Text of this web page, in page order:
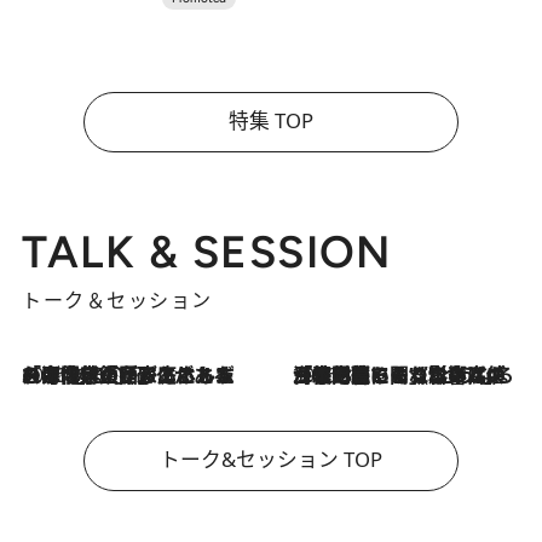
特集 TOP
TALK & SESSION
トーク＆セッション
2026.8.3
「今後値上げがあるとすれば…」「リスクがあるのは今年の冬」エネルギー専門家が語る、ホルムズ海峡封鎖が家庭にもたらす“ある心配” 2026.8.3
「住宅建てられない…」「サーチャージ料の高値が続いている」ホルムズ海峡封鎖による影響はいつまで続く？《エネルギー専門家に聞く“どうなる日本の暮らし”》
トーク&セッション TOP